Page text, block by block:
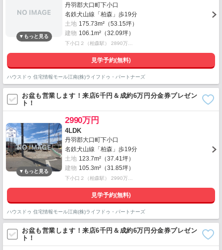
丹羽郡大口町下小口
名鉄犬山線「柏森」歩19分
土地 175.73m²（53.15坪）
建物 106.1m²（32.09坪）
下小口２（柏森駅） 2890万…
見学予約(無料)
ハウスドゥ 住宅情報モール江南(株)ライフドゥ・パートナーズ
お盆も営業します！来店6千円＆成約6万円分金券プレゼン
ト！
2990万円
4LDK
丹羽郡大口町下小口
名鉄犬山線「柏森」歩19分
土地 123.7m²（37.41坪）
建物 105.3m²（31.85坪）
下小口２（柏森駅） 2990万…
見学予約(無料)
ハウスドゥ 住宅情報モール江南(株)ライフドゥ・パートナーズ
お盆も営業します！来店6千円＆成約6万円分金券プレゼン
ト！